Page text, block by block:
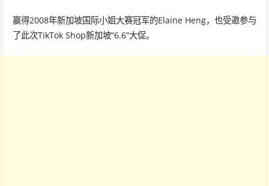
赢得2008年新加坡国际小姐大赛冠军的Elaine Heng，也受邀参与
了此次TikTok Shop新加坡“6.6”大促。